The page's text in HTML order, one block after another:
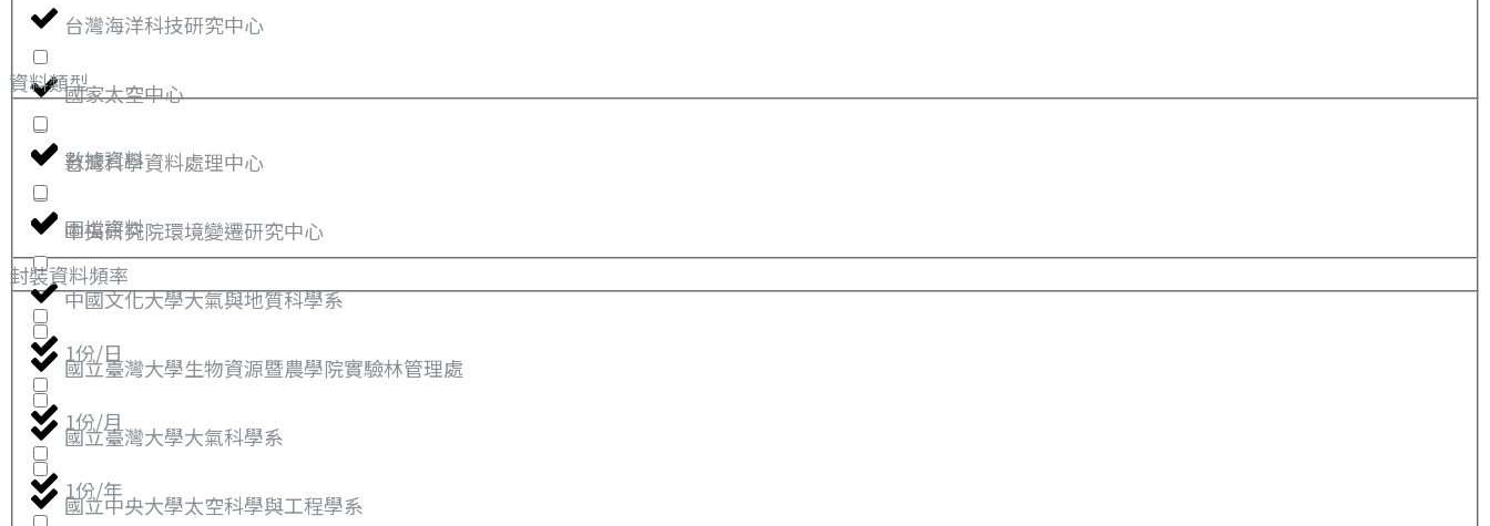
台灣海洋科技研究中心
國家太空中心
台灣科學資料處理中心
中央研究院環境變遷研究中心
中國文化大學大氣與地質科學系
國立臺灣大學生物資源暨農學院實驗林管理處
國立臺灣大學大氣科學系
國立中央大學太空科學與工程學系
資料類型
數據資料
圖檔資料
封裝資料頻率
1份/日
1份/月
1份/年